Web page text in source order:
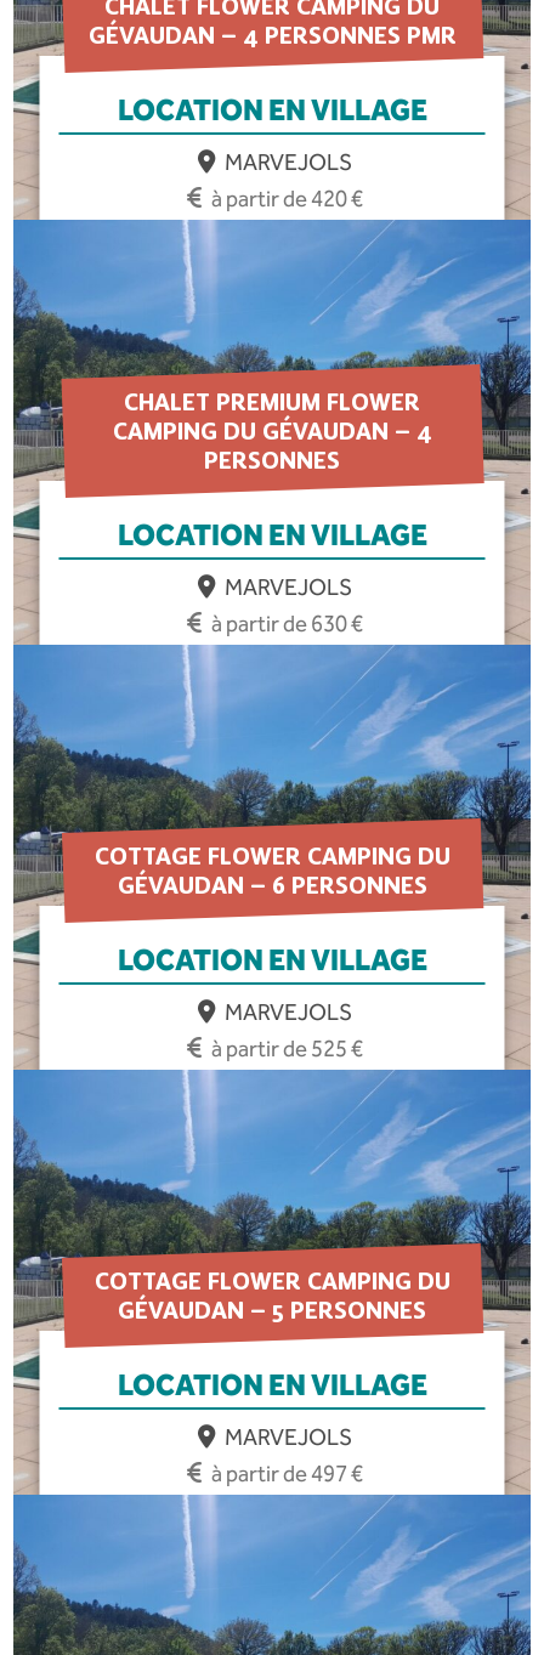
CHALET FLOWER CAMPING DU
GÉVAUDAN – 4 PERSONNES PMR
LOCATION EN VILLAGE
MARVEJOLS
à partir de 420 €
EN SAVOIR PLUS
CHALET PREMIUM FLOWER
CAMPING DU GÉVAUDAN – 4
PERSONNES
LOCATION EN VILLAGE
MARVEJOLS
à partir de 630 €
EN SAVOIR PLUS
COTTAGE FLOWER CAMPING DU
GÉVAUDAN – 6 PERSONNES
LOCATION EN VILLAGE
MARVEJOLS
à partir de 525 €
EN SAVOIR PLUS
COTTAGE FLOWER CAMPING DU
GÉVAUDAN – 5 PERSONNES
LOCATION EN VILLAGE
MARVEJOLS
à partir de 497 €
EN SAVOIR PLUS